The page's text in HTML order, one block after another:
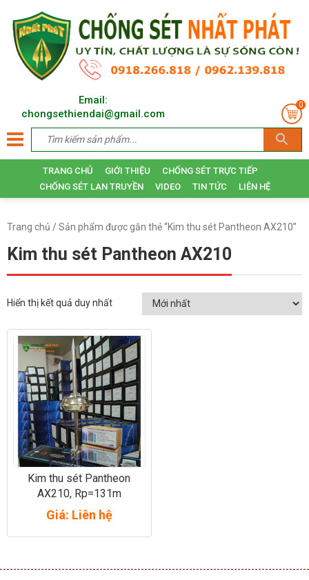
Email:
chongsethiendai@gmail.com
0
TRANG CHỦ GIỚI THIỆU
CHỐNG SÉT TRỰC TIẾP
CHỐNG SÉT LAN TRUYỀN
VIDEO TIN TỨC LIÊN HỆ
Trang chủ / Sản phẩm được gắn thẻ “Kim thu sét Pantheon AX210”
Kim thu sét Pantheon AX210
Hiển thị kết quả duy nhất
Kim thu sét Pantheon
AX210, Rp=131m
Giá: Liên hệ